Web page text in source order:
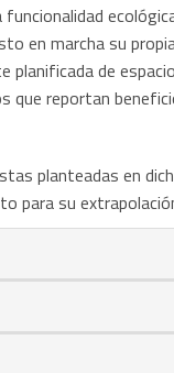
en marcha su
planificada de
que reportan
planteadas en
para su